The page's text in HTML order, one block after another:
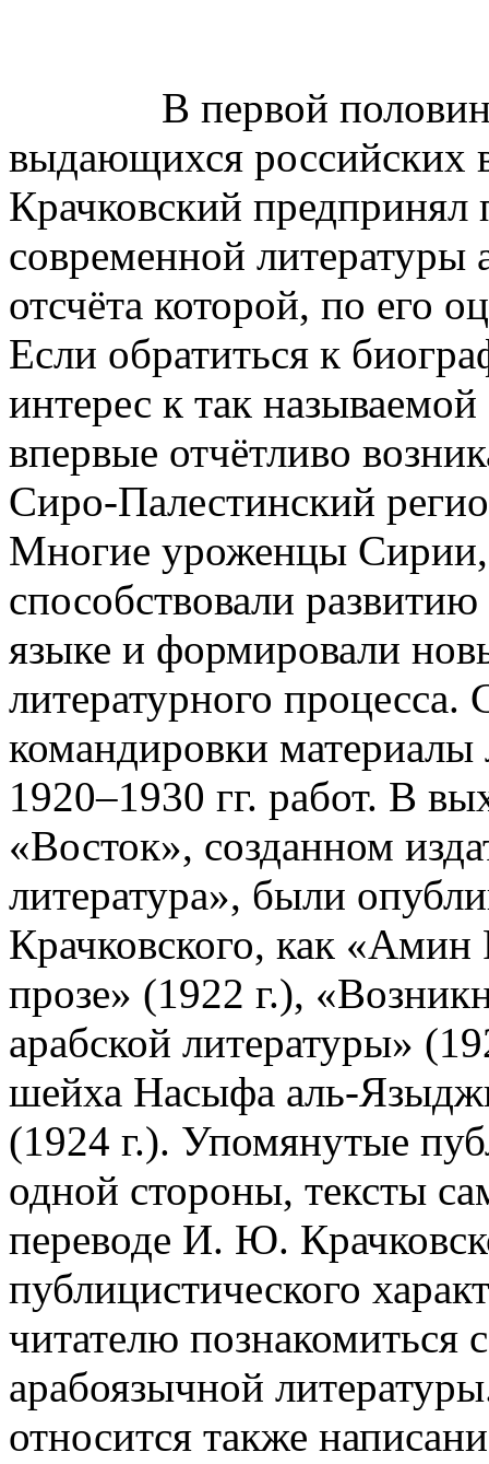
В первой половине
выдающихся российских
Крачковский
современной литературы
отсчёта которой, по его
Если обратиться к
интерес к так
впервые отчётливо
Сиро-Палестинский
Многие уроженцы
способствовали
языке и формировали
литературного процесса.
командировки материалы
1920–1930 гг. работ. В
«Восток», созданном
литература», были
Крачковского, как «Амин
прозе» (1922 г.),
арабской литературы»
шейха Насыфа аль-
(1924 г.). Упомянутые
одной стороны, тексты
переводе И. Ю.
публицистического
читателю познакомиться
арабоязычной
относится также